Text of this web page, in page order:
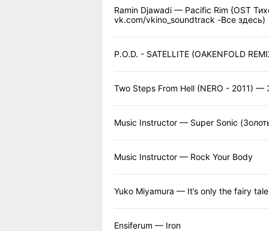
Ramin Djawadi — Pacific Rim {OST
vk.com/vkino_soundtrack -Все здесь)
P.O.D. - SATELLITE (OAKENFOLD
Two Steps From Hell (NERO - 2011) —
Music Instructor — Super Sonic
Music Instructor — Rock Your Body
Yuko Miyamura — It’s only the fairy tale
Ensiferum — Iron